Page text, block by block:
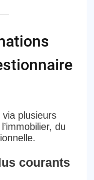
plusieurs
du
courants